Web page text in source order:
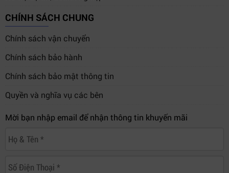
CHÍNH SÁCH CHUNG
Chính sách vận chuyển
Chính sách bảo hành
Chính sách bảo mật thông tin
Quyền và nghĩa vụ các bên
Mời bạn nhập email để nhận thông tin khuyến mãi